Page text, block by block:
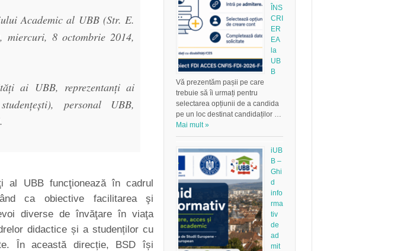
Academic al UBB (Str. E.
miercuri, 8 octombrie 2014,
ai UBB, reprezentanți ai
personal UBB,
al UBB funcţionează în cadrul
ca obiective facilitarea şi
diverse de învăţare în viaţa
didactice și a studenților cu
În această direcție, BSD își
ÎNS
CRI
ER
EA
la
UB
B
Vă prezentăm pașii pe care
trebuie să îi urmați pentru
selectarea opțiunii de a candida
pe un loc destinat candidaților …
Mai mult »
iUB
B –
Ghi
d
info
rma
tiv
de
ad
mit